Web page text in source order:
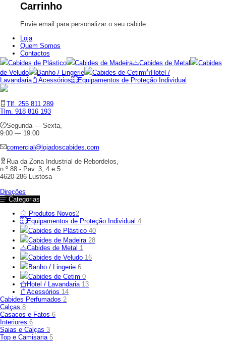
Carrinho
Envie email para personalizar o seu cabide
Loja
Quem Somos
Contactos
Cabides de Plástico
Cabides de Madeira Cabides de Metal
Cabides
de Veludo
Banho / Lingerie Cabides de Cetim
Hotel /
Lavandaria
Acessórios Equipamentos de Proteção Individual
Tlf. 255 811 289
Tlm. 918 816 193
Segunda — Sexta,
9:00 — 19:00
comercial@lojadoscabides.com
Rua da Zona Industrial de Rebordelos,
n.º 88 - Pav. 3, 4 e 5
4620-286 Lustosa
Direções
Categorias
Produtos Novos2
Equipamentos de Proteção Individual 4
Cabides de Plástico 40
Cabides de Madeira 28
Cabides de Metal 1
Cabides de Veludo 16
Banho / Lingerie 6
Cabides de Cetim 0
Hotel / Lavandaria 13
Acessórios 14
Cabides Perfumados 2
Calças 8
Casacos e Fatos 6
Interiores 6
Saias e Calças 3
Top e Camisaria 5